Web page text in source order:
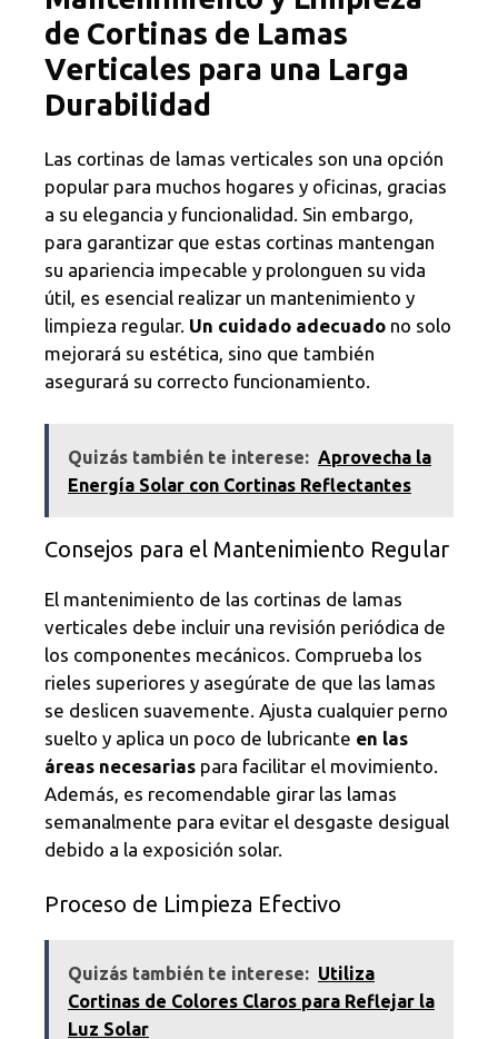
de Cortinas de Lamas
Verticales para una Larga
Durabilidad
Las cortinas de lamas verticales son una opción
popular para muchos hogares y oficinas, gracias
a su elegancia y funcionalidad. Sin embargo,
para garantizar que estas cortinas mantengan
su apariencia impecable y prolonguen su vida
útil, es esencial realizar un mantenimiento y
limpieza regular. Un cuidado adecuado no solo
mejorará su estética, sino que también
asegurará su correcto funcionamiento.
Quizás también te interese: Aprovecha la
Energía Solar con Cortinas Reflectantes
Consejos para el Mantenimiento Regular
El mantenimiento de las cortinas de lamas
verticales debe incluir una revisión periódica de
los componentes mecánicos. Comprueba los
rieles superiores y asegúrate de que las lamas
se deslicen suavemente. Ajusta cualquier perno
suelto y aplica un poco de lubricante en las
áreas necesarias para facilitar el movimiento.
Además, es recomendable girar las lamas
semanalmente para evitar el desgaste desigual
debido a la exposición solar.
Proceso de Limpieza Efectivo
Quizás también te interese: Utiliza
Cortinas de Colores Claros para Reflejar la
Luz Solar